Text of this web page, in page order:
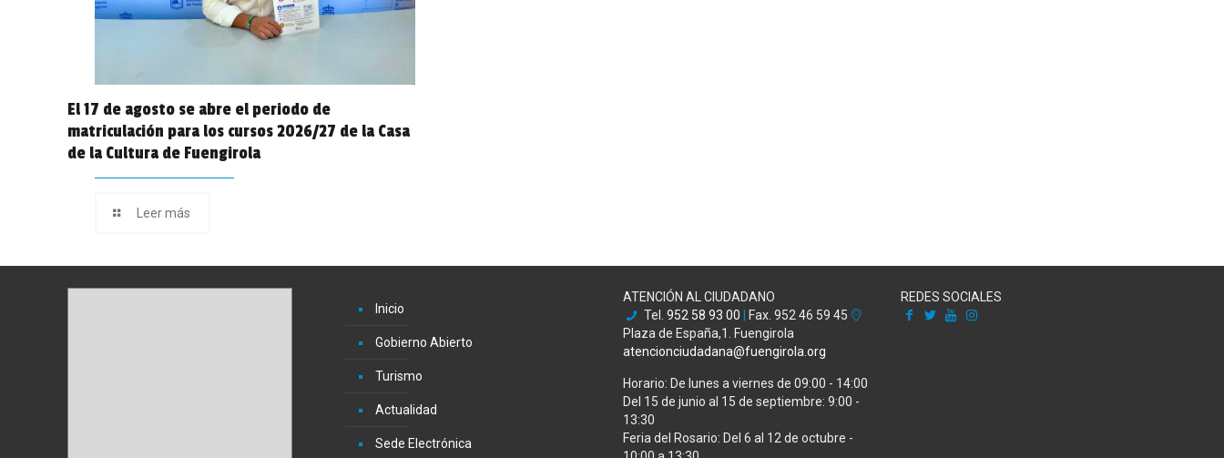
El 17 de agosto se abre el periodo de
matriculación para los cursos 2026/27 de la Casa
de la Cultura de Fuengirola
Leer más
Inicio
Gobierno Abierto
Turismo
Actualidad
Sede Electrónica
ATENCIÓN AL CIUDADANO
Tel. 952 58 93 00
Fax. 952 46 59 45
Plaza de España,1. Fuengirola
atencionciudadana@fuengirola.org
Horario: De lunes a viernes de 09:00 - 14:00
Del 15 de junio al 15 de septiembre: 9:00 -
13:30
Feria del Rosario: Del 6 al 12 de octubre -
REDES SOCIALES
Facebook
X Youtube